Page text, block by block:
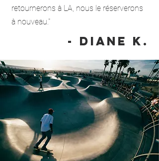
retournerons à LA, nous le réserverons
à nouveau."
- Diane K.